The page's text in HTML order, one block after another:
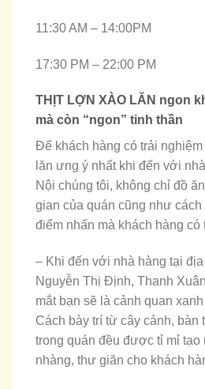
11:30 AM – 14:00PM
17:30 PM – 22:00 PM
THỊT LỢN XÀO LĂN ngon
mà còn “ngon” tinh thần
Để khách hàng có trải
lăn ưng ý nhất khi đến với
Nội chúng tôi, không chỉ đồ
gian của quán cũng như
điểm nhấn mà khách hàng
– Khi đến với nhà hàng tại
Nguyễn Thị Định, Thanh
mắt bạn sẽ là cảnh quan
Cách bày trí từ cây cảnh, bàn
trong quán đều được tỉ mỉ tạo
nhàng, thư giãn cho khách